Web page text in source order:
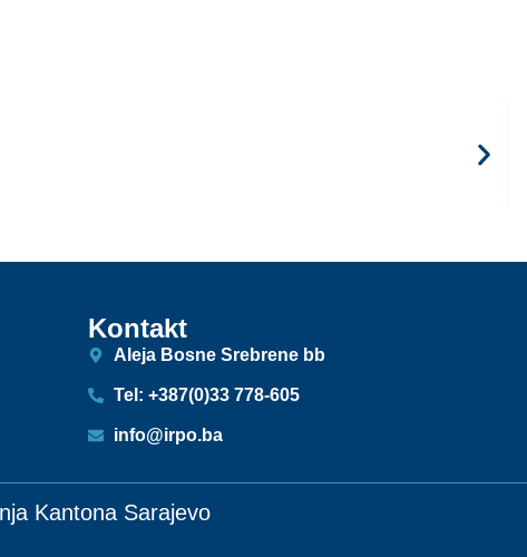
Kontakt
Aleja Bosne Srebrene bb
Tel: +387(0)33 778-605
info@irpo.ba
Kantona Sarajevo